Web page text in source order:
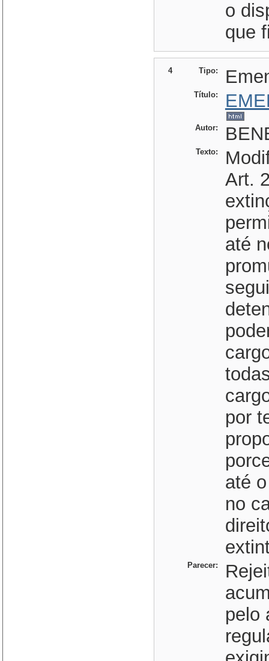
o
que
4 Tipo:
Título:
Autor:
Texto:
Art.
até
por
até
no
Parecer:
pelo